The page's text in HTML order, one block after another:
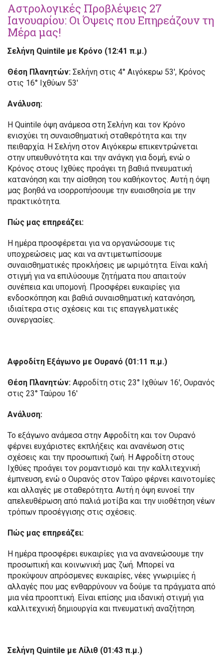
Αστρολογικές Προβλέψεις 27
Ιανουαρίου: Οι Όψεις που Επηρεάζουν τη
Μέρα μας!
Σελήνη Quintile με Κρόνο (12:41 π.μ.)
Θέση Πλανητών: Σελήνη στις 4° Αιγόκερω 53′, Κρόνος
στις 16° Ιχθύων 53′
Ανάλυση:
Η Quintile όψη ανάμεσα στη Σελήνη και τον Κρόνο
ενισχύει τη συναισθηματική σταθερότητα και την
πειθαρχία. Η Σελήνη στον Αιγόκερω επικεντρώνεται
στην υπευθυνότητα και την ανάγκη για δομή, ενώ ο
Κρόνος στους Ιχθύες προάγει τη βαθιά πνευματική
κατανόηση και την αίσθηση του καθήκοντος. Αυτή η όψη
μας βοηθά να ισορροπήσουμε την ευαισθησία με την
πρακτικότητα.
Πώς μας επηρεάζει:
Η ημέρα προσφέρεται για να οργανώσουμε τις
υποχρεώσεις μας και να αντιμετωπίσουμε
συναισθηματικές προκλήσεις με ωριμότητα. Είναι καλή
στιγμή για να επιλύσουμε ζητήματα που απαιτούν
συνέπεια και υπομονή. Προσφέρει ευκαιρίες για
ενδοσκόπηση και βαθιά συναισθηματική κατανόηση,
ιδιαίτερα στις σχέσεις και τις επαγγελματικές
συνεργασίες.
Αφροδίτη Εξάγωνο με Ουρανό (01:11 π.μ.)
Θέση Πλανητών: Αφροδίτη στις 23° Ιχθύων 16′, Ουρανός
στις 23° Ταύρου 16′
Ανάλυση:
Το εξάγωνο ανάμεσα στην Αφροδίτη και τον Ουρανό
φέρνει ευχάριστες εκπλήξεις και ανανέωση στις
σχέσεις και την προσωπική ζωή. Η Αφροδίτη στους
Ιχθύες προάγει τον ρομαντισμό και την καλλιτεχνική
έμπνευση, ενώ ο Ουρανός στον Ταύρο φέρνει καινοτομίες
και αλλαγές με σταθερότητα. Αυτή η όψη ευνοεί την
απελευθέρωση από παλιά μοτίβα και την υιοθέτηση νέων
τρόπων προσέγγισης στις σχέσεις.
Πώς μας επηρεάζει:
Η ημέρα προσφέρει ευκαιρίες για να ανανεώσουμε την
προσωπική και κοινωνική μας ζωή. Μπορεί να
προκύψουν απρόσμενες ευκαιρίες, νέες γνωριμίες ή
αλλαγές που μας ενθαρρύνουν να δούμε τα πράγματα από
μια νέα προοπτική. Είναι επίσης μια ιδανική στιγμή για
καλλιτεχνική δημιουργία και πνευματική αναζήτηση.
Σελήνη Quintile με Λίλιθ (01:43 π.μ.)